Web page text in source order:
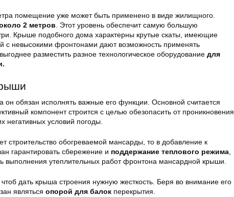
помещение уже может быть применено в виде жилищного.
2 метров. Этот уровень обеспечит самую большую
Крыше подобного дома характерны крутые скаты, имеющие
с невысокими фронтонами дают возможность применять
разместить разное технологическое оборудование для
он обязан исполнять важные его функции. Основной считается
компонент строится с целью обезопасить от проникновения
негативных условий погоды.
строительство обогреваемой мансарды, то в добавление к
гарантировать сбережение и поддержание теплового режима,
выполнения утеплительных работ фронтона мансардной крыши.
чтоб дать крыша строения нужную жесткость. Беря во внимание его
являться опорой для балок перекрытия.